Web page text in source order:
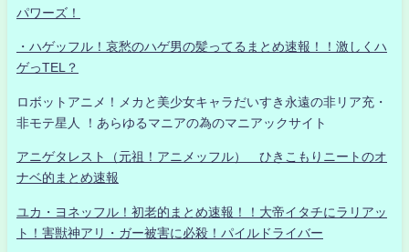
パワーズ！
・ハゲッフル！哀愁のハゲ男の髪ってるまとめ速報！！激しくハ
ゲっTEL？
ロボットアニメ！メカと美少女キャラだいすき永遠の非リア充・
非モテ星人 ！あらゆるマニアの為のマニアックサイト
アニゲタレスト（元祖！アニメッフル） ひきこもりニートのオ
ナベ的まとめ速報
ユカ・ヨネッフル！初老的まとめ速報！！大帝イタチにラリアッ
ト！害獣神アリ・ガー被害に必殺！パイルドライバー